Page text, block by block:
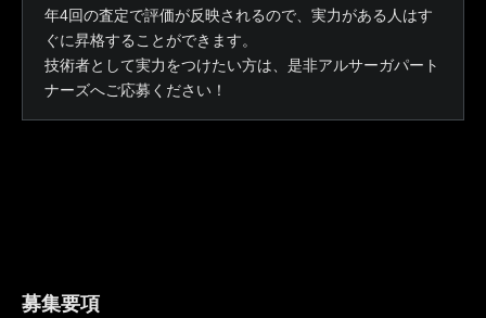
年4回の査定で評価が反映されるので、実力がある人はす
ぐに昇格することができます。
技術者として実力をつけたい方は、是非アルサーガパート
ナーズへご応募ください！
募集要項